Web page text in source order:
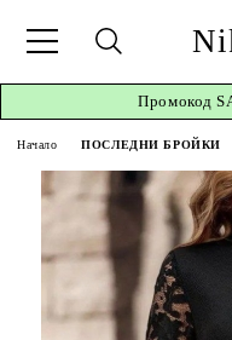
Промокод
Начало ПОСЛЕДНИ БРОЙКИ